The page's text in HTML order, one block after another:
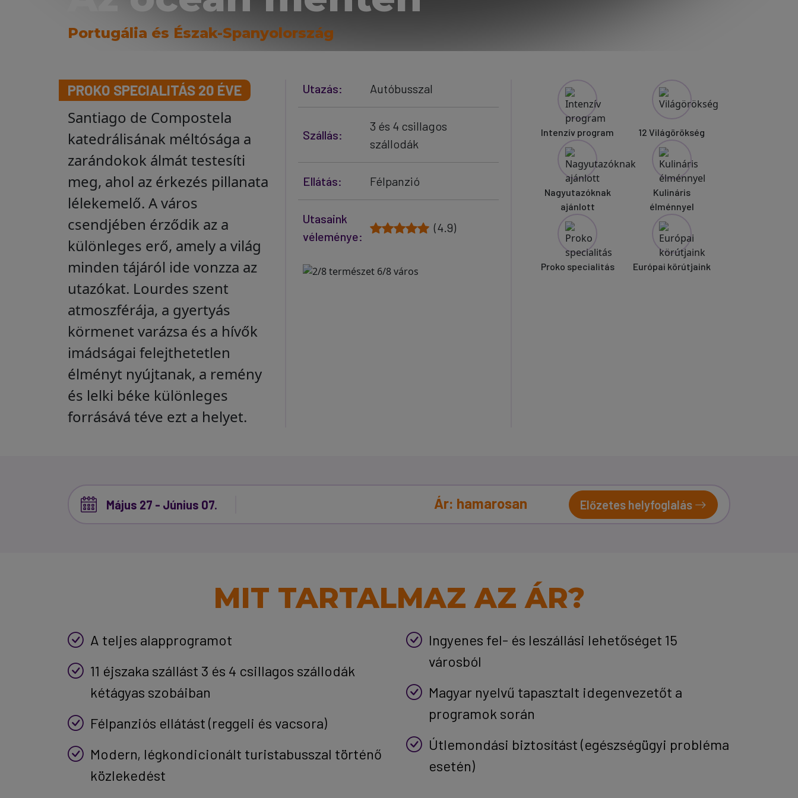
Portugália és Észak-Spanyolország
PROKO SPECIALITÁS 20 ÉVE
Santiago de Compostela
katedrálisának méltósága a
zarándokok álmát testesíti
meg, ahol az érkezés pillanata
lélekemelő. A város
csendjében érződik az a
különleges erő, amely a világ
minden tájáról ide vonzza az
utazókat. Lourdes szent
atmoszférája, a gyertyás
körmenet varázsa és a hívők
imádságai felejthetetlen
élményt nyújtanak, a remény
és lelki béke különleges
forrásává téve ezt a helyet.
Utazás: Autóbusszal
Szállás:
3 és 4 csillagos
szállodák
Ellátás: Félpanzió
Utasaink
véleménye:
(4.9)
Intenzív program 12 Világörökség
Nagyutazóknak
ajánlott
Kulináris
élménnyel
Proko specialitás Európai körútjaink
Május 27 - Június 07. Ár: hamarosan Előzetes helyfoglalás
MIT TARTALMAZ AZ ÁR?
A teljes alapprogramot
11 éjszaka szállást 3 és 4 csillagos szállodák
kétágyas szobáiban
Félpanziós ellátást (reggeli és vacsora)
Modern, légkondicionált turistabusszal történő
közlekedést
Ingyenes fel- és leszállási lehetőséget 15
városból
Magyar nyelvű tapasztalt idegenvezetőt a
programok során
Útlemondási biztosítást (egészségügyi probléma
esetén)